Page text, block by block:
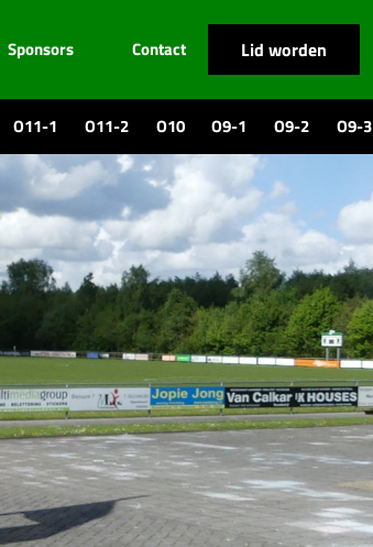
Sponsors Contact Lid worden
O11-1 O11-2 O10 O9-1 O9-2 O9-3